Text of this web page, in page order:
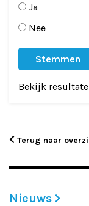
Overledenen
Vacatures
Ja
Nee
Bekijk
Terug naar
Nieuws